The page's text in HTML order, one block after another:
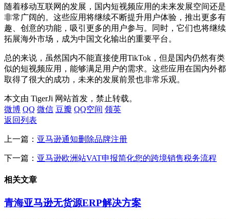
随着移动互联网的发展，国内短视频应用的未来发展空间还是
非常广阔的。这些应用将继续不断提升用户体验，推出更多有
趣、创意的功能，吸引更多的用户参与。同时，它们也将继续
拓展海外市场，成为中国文化输出的重要平台。
总的来说，虽然国内不能直接使用TikTok，但是国内仍然有类
似的短视频应用，能够满足用户的需求。这些应用在国内外都
取得了很大的成功，未来的发展前景也非常乐观。
本文由 TigerJi 网站首发，禁止转载。
微博 QQ 微信 豆瓣 QQ空间 领英
返回列表
上一篇： 亚马逊通知删除品牌注册
下一篇： 亚马逊欧洲站VAT申报简化您的跨境销售税务流程
相关文章
青海亚马逊无货源ERP解决方案